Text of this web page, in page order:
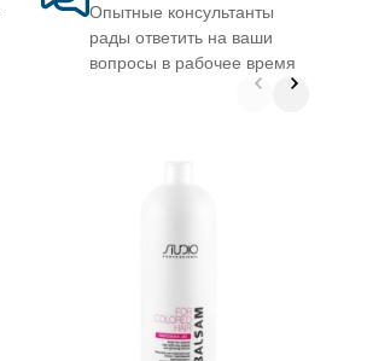
Опытные консультанты
рады ответить на ваши
вопросы в рабочее время